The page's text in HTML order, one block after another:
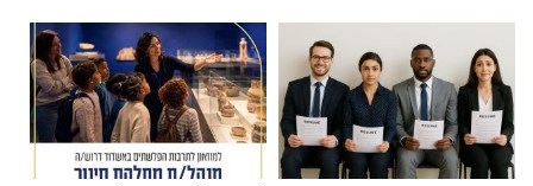
תגים: טד